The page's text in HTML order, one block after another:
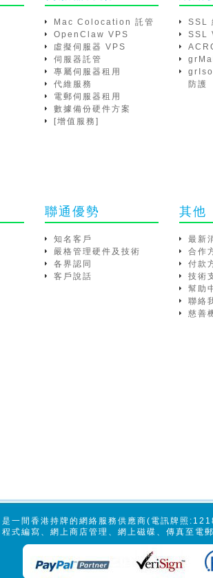
Mac Colocation 託管
OpenClaw VPS
虛擬伺服器 VPS
伺服器託管
專屬伺服器租用
代維服務
電郵伺服器租用
數據備份硬件方案
[增值服務]
SSL
SSL
防護
聯通優勢
知名客戶
嚴格管理硬件及技術
各界認同
客戶說話
其他
最新
合作
付款
技術
幫助
聯絡
慈善
一間香港持牌的網絡服務供應商(電訊牌照
式編寫、網上商店管理、網上磁碟、傳真至電郵